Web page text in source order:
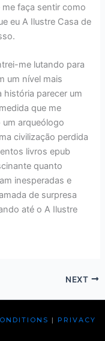
faça sentir como
eu A Ilustre Casa de
me lutando para
um nível mais
parecer um
que me
arqueólogo
civilização perdida
livros epub
quanto
inesperadas e
de surpresa
até o A Ilustre
NEXT
| PRIVACY